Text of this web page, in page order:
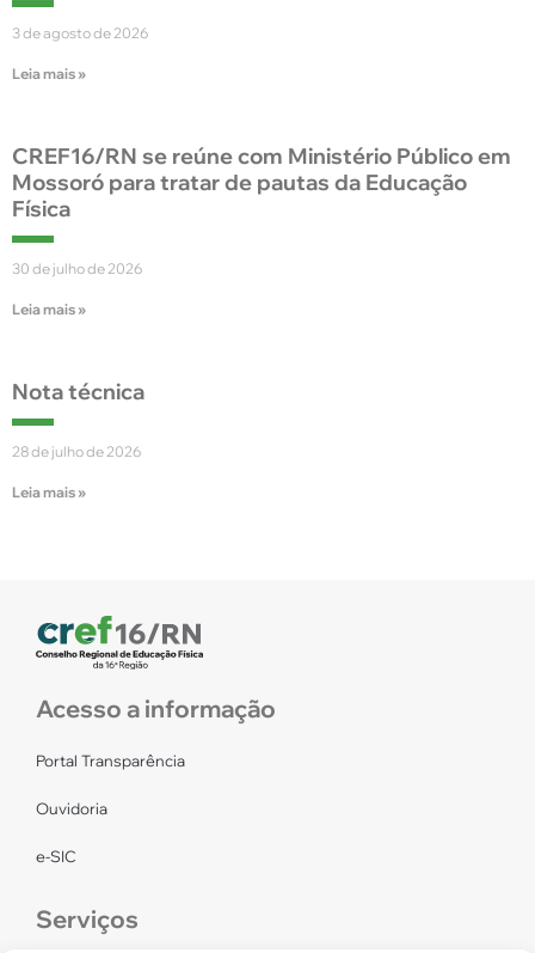
3 de agosto de 2026
Leia mais »
CREF16/RN se reúne com Ministério Público em
Mossoró para tratar de pautas da Educação
Física
30 de julho de 2026
Leia mais »
Nota técnica
28 de julho de 2026
Leia mais »
Acesso a informação
Portal Transparência
Ouvidoria
e-SIC
Serviços